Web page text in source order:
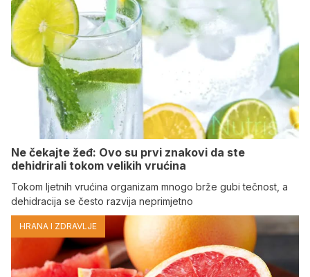
Ne čekajte žeđ: Ovo su prvi znakovi da ste
dehidrirali tokom velikih vrućina
Tokom ljetnih vrućina organizam mnogo brže gubi tečnost, a
dehidracija se često razvija neprimjetno
HRANA I ZDRAVLJE